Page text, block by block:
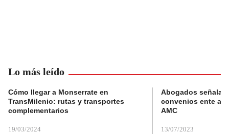
Lo más leído
Cómo llegar a Monserrate en
TransMilenio: rutas y transportes
complementarios
19/03/2024
Abogados
convenios ente
AMC
13/07/2023